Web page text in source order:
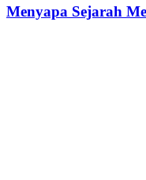
Menyapa Sejarah